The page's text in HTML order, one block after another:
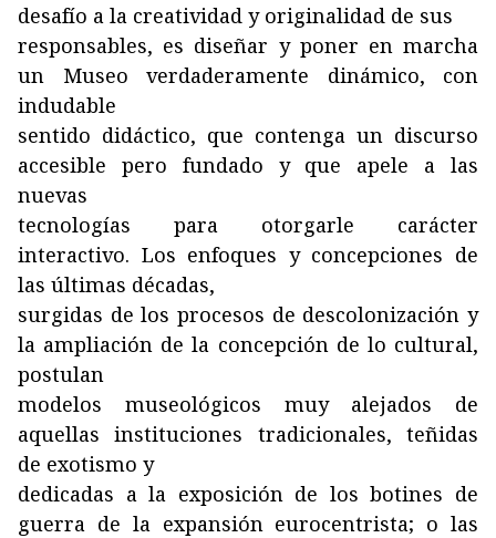
desafío a la creatividad y originalidad de sus
responsables, es diseñar y poner en marcha
un Museo verdaderamente dinámico, con
indudable
sentido didáctico, que contenga un discurso
accesible pero fundado y que apele a las
nuevas
tecnologías para otorgarle carácter
interactivo. Los enfoques y concepciones de
las últimas décadas,
surgidas de los procesos de descolonización y
la ampliación de la concepción de lo cultural,
postulan
modelos museológicos muy alejados de
aquellas instituciones tradicionales, teñidas
de exotismo y
dedicadas a la exposición de los botines de
guerra de la expansión eurocentrista; o las